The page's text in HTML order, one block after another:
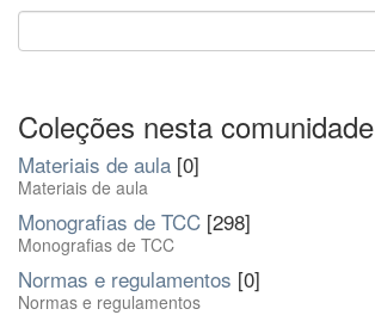
Coleções nesta comunidade
Materiais de aula [0]
Materiais de aula
Monografias de TCC [298]
Monografias de TCC
Normas e regulamentos [0]
Normas e regulamentos